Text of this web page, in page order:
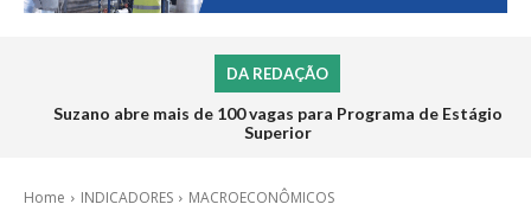
DA REDAÇÃO
Suzano abre mais de 100 vagas para Programa de Estágio
Superior
Home INDICADORES MACROECONÔMICOS